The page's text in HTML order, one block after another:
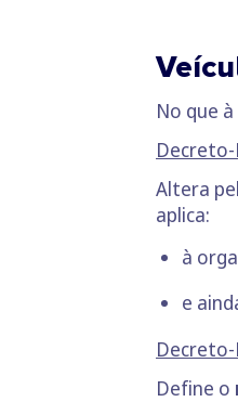
No que
Decreto-
Altera
aplica:
à
e
Decreto-
Define o